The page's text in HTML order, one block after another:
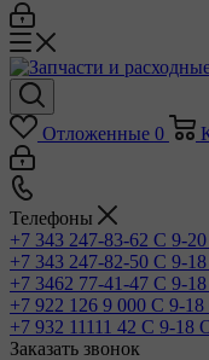
Отложенные 0
Телефоны
+7 343 247-83-62 С 9-
+7 343 247-82-50 С 9-18
+7 3462 77-41-47 С 9-
+7 922 126 9 000 С 9-
+7 932 11111 42 С 9-18
Заказать звонок